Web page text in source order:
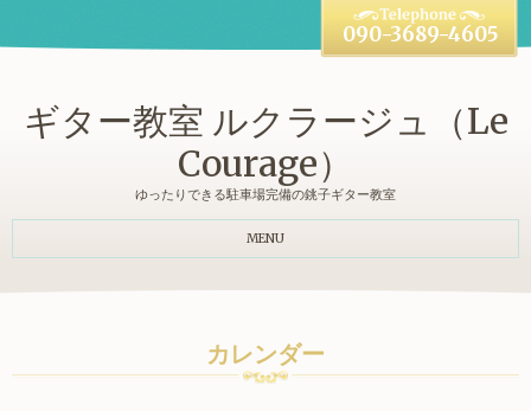
ギター教室 ルクラージュ（Le
Courage）
ゆったりできる駐車場完備の銚子ギター教室
090-3689-4605
MENU
カレンダー